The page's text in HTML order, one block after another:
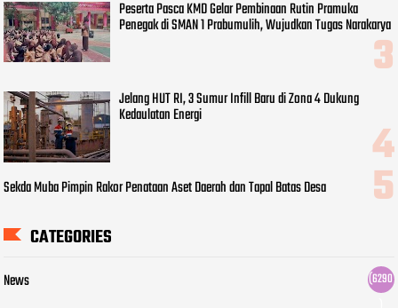
Peserta Pasca KMD Gelar Pembinaan Rutin Pramuka
Penegak di SMAN 1 Prabumulih, Wujudkan Tugas Narakarya
Jelang HUT RI, 3 Sumur Infill Baru di Zona 4 Dukung
Kedaulatan Energi
Sekda Muba Pimpin Rakor Penataan Aset Daerah dan Tapal Batas Desa
CATEGORIES
News
(6290